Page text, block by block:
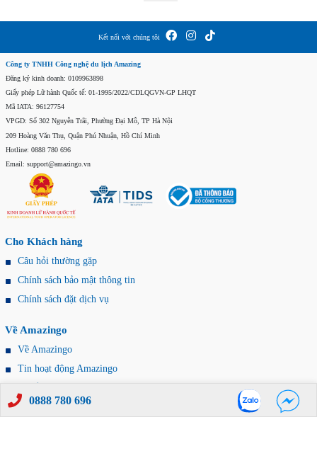
0888 780 696
Kết nối với chúng tôi
Công ty TNHH Công nghệ du lịch Amazing
Đăng ký kinh doanh: 0109963898
Giấy phép Lữ hành Quốc tế: 01-1995/2022/CDLQGVN-GP LHQT
Mã IATA: 96127754
VPGD: Số 302 Nguyễn Trãi, Phường Đại Mỗ, TP Hà Nội
209 Hoàng Văn Thụ, Quận Phú Nhuận, Hồ Chí Minh
Hotline: 0888 780 696
Email: support@amazingo.vn
Cho Khách hàng
Câu hỏi thường gặp
Chính sách bảo mật thông tin
Chính sách đặt dịch vụ
Về Amazingo
Về Amazingo
Tin hoạt động Amazingo
Amazingo Vivu